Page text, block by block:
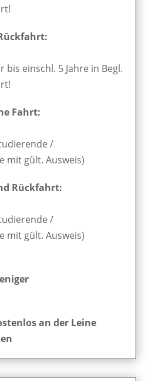
bis einschl. 5 Jahre in Begl.
Fahrt:
/
mit gült. Ausweis)
Rückfahrt:
/
mit gült. Ausweis)
an der Leine